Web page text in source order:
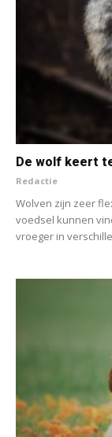
De wolf keert
Redactie
Wolven zijn zeer
voedsel kunnen
vroeger in